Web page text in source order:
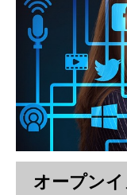
オープン